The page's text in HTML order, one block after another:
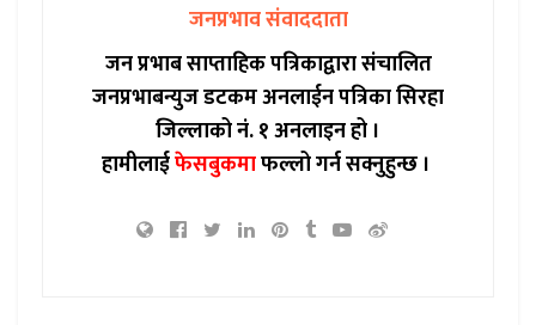
जनप्रभाव संवाददाता
जन प्रभाब साप्ताहिक पत्रिकाद्वारा संचालित
जनप्रभाबन्युज डटकम अनलाईन पत्रिका सिरहा
जिल्लाको नं. १ अनलाइन हो ।
हामीलाईफेसबुकमाफल्लो गर्न सक्नुहुन्छ ।